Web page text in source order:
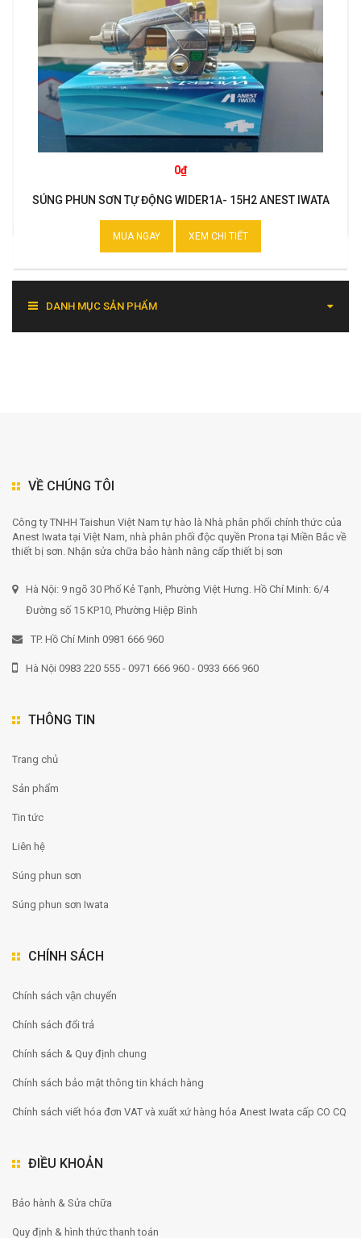
0₫
SÚNG PHUN SƠN TỰ ĐỘNG WIDER1A- 15H2 ANEST IWATA
MUA NGAY XEM CHI TIẾT
DANH MỤC SẢN PHẨM
VỀ CHÚNG TÔI
Công ty TNHH Taishun Việt Nam tự hào là Nhà phân phối chính thức của
Anest Iwata tại Việt Nam, nhà phân phối độc quyền Prona tại Miền Bắc về
thiết bị sơn. Nhận sửa chữa bảo hành nâng cấp thiết bị sơn
Hà Nội: 9 ngõ 30 Phố Kẻ Tạnh, Phường Việt Hưng. Hồ Chí Minh: 6/4
Đường số 15 KP10, Phường Hiệp Bình
TP. Hồ Chí Minh 0981 666 960
Hà Nội 0983 220 555 - 0971 666 960 - 0933 666 960
THÔNG TIN
Trang chủ
Sản phẩm
Tin tức
Liên hệ
Súng phun sơn
Súng phun sơn Iwata
CHÍNH SÁCH
Chính sách vận chuyển
Chính sách đổi trả
Chính sách & Quy định chung
Chính sách bảo mật thông tin khách hàng
Chính sách viết hóa đơn VAT và xuất xứ hàng hóa Anest Iwata cấp CO CQ
ĐIỀU KHOẢN
Bảo hành & Sửa chữa
Quy định & hình thức thanh toán